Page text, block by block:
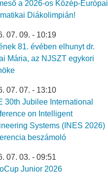
a 2026-os Közép-Európai
Diákolimpián!
07. 09. - 10:19
81. évében elhunyt dr.
Mária, az NJSZT egykori
07. 07. - 13:10
30th Jubilee International
on Intelligent
Systems (INES 2026)
beszámoló
07. 03. - 09:51
Junior 2026